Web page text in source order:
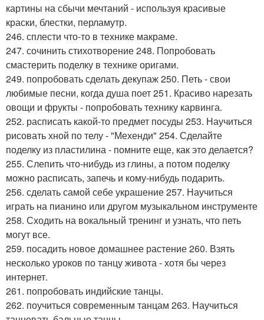
картины на сбычи мечтаний - используя красивые
краски, блестки, перламутр.
246. сплести что-то в технике макраме.
247. сочинить стихотворение 248. Попробовать
смастерить поделку в технике оригами.
249. попробовать сделать декупаж 250. Петь - свои
любимые песни, когда душа поет 251. Красиво нарезать
овощи и фрукты - попробовать технику карвинга.
252. расписать какой-то предмет посуды 253. Научиться
рисовать хной по телу - "Мехенди" 254. Сделайте
поделку из пластилина - помните еще, как это делается?
255. Слепить что-нибудь из глины, а потом поделку
можно расписать, запечь и кому-нибудь подарить.
256. сделать самой себе украшение 257. Научиться
играть на пианино или другом музыкальном инструменте
258. Сходить на вокальный тренинг и узнать, что петь
могут все.
259. посадить новое домашнее растение 260. Взять
несколько уроков по танцу живота - хотя бы через
интернет.
261. попробовать индийские танцы.
262. поучиться современным танцам 263. Научиться